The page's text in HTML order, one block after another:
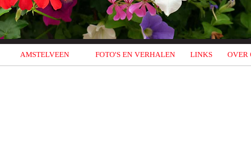
AMSTELVEEN FOTO'S EN VERHALEN LINKS OVER